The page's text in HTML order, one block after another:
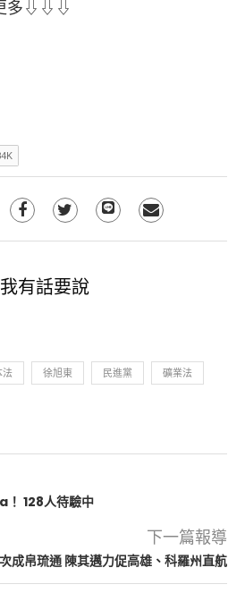
多⇩⇩⇩
我有話要說
法 徐旭東 民進黨 礦業法
128人待驗中
下一篇報導
成帛琉通 陳其邁力促高雄、科羅州直航